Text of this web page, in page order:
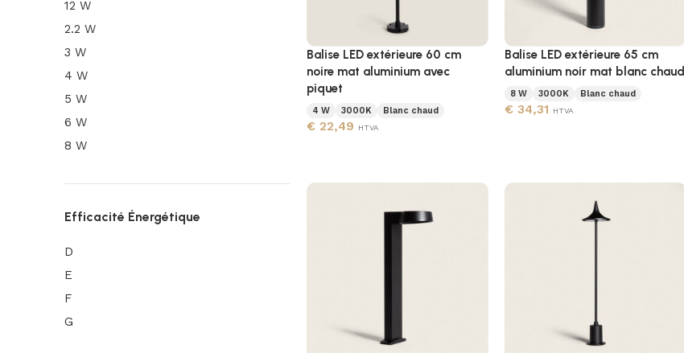
12 W
2.2 W
3 W
4 W
5 W
6 W
8 W
Efficacité Énergétique
D
E
F
G
Balise LED extérieure 60 cm
noire mat aluminium avec
piquet
4 W 3000K Blanc chaud
€ 22,49 HTVA
Balise LED extérieure 65 cm
aluminium noir mat blanc chaud
8 W 3000K Blanc chaud
€34,31 HTVA